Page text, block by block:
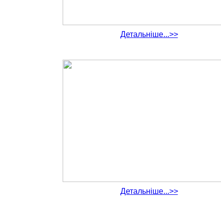
Детальніше...>>
Детальніше...>>